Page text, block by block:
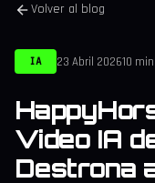
Volver al blog
IA 23 Abril 202610
Video IA
Destrona